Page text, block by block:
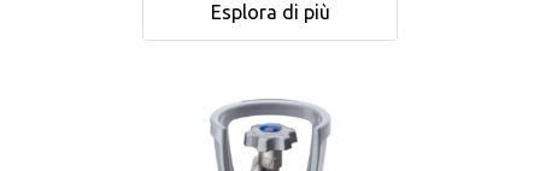
Esplora di più